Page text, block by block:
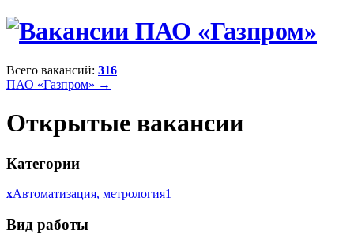
Всего вакансий: 316
ПАО «Газпром» →
Открытые вакансии
Категории
xАвтоматизация, метрология1
Вид работы